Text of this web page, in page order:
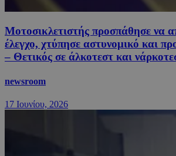
Μοτοσικλετιστής προσπάθησε να
έλεγχο, χτύπησε αστυνομικό και
– Θετικός σε άλκοτεστ και
newsroom
17 Ιουνίου, 2026